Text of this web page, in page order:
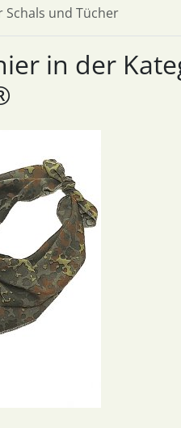
Schals und Tücher
in der